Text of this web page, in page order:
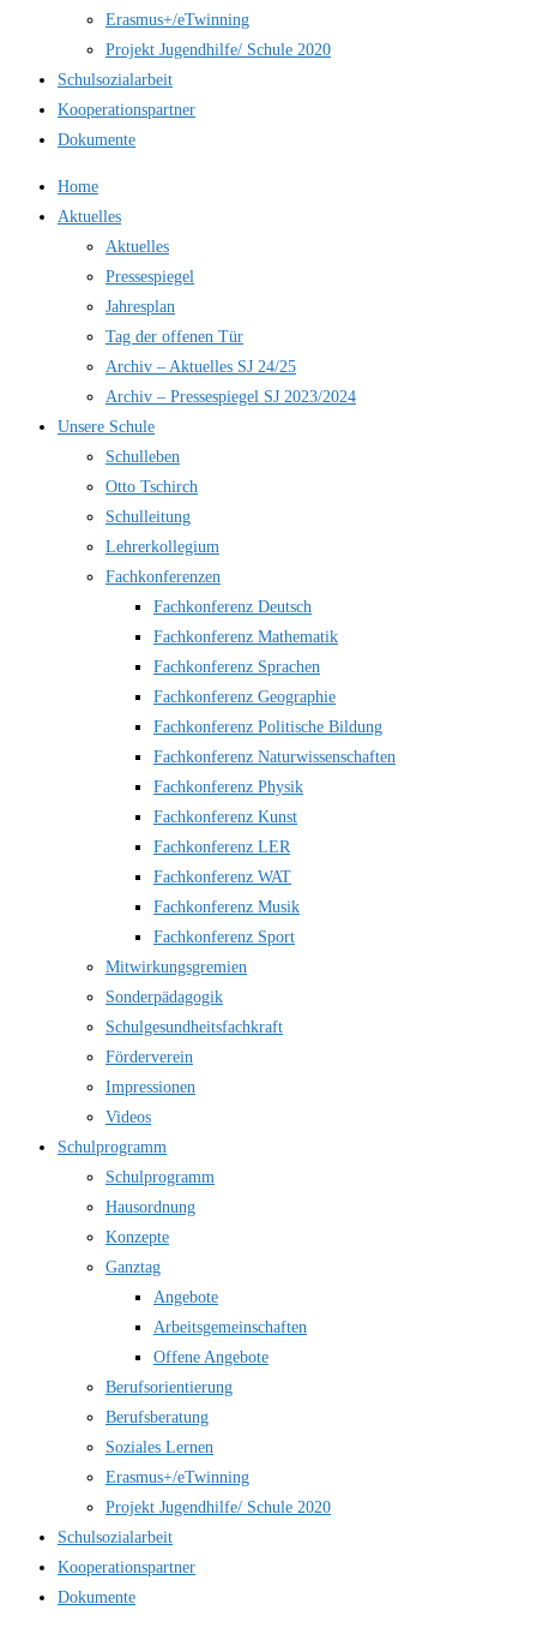
Erasmus+/eTwinning
Projekt Jugendhilfe/ Schule 2020
Schulsozialarbeit
Kooperationspartner
Dokumente
Home
Aktuelles
Aktuelles
Pressespiegel
Jahresplan
Tag der offenen Tür
Archiv – Aktuelles SJ 24/25
Archiv – Pressespiegel SJ 2023/2024
Unsere Schule
Schulleben
Otto Tschirch
Schulleitung
Lehrerkollegium
Fachkonferenzen
Fachkonferenz Deutsch
Fachkonferenz Mathematik
Fachkonferenz Sprachen
Fachkonferenz Geographie
Fachkonferenz Politische Bildung
Fachkonferenz Naturwissenschaften
Fachkonferenz Physik
Fachkonferenz Kunst
Fachkonferenz LER
Fachkonferenz WAT
Fachkonferenz Musik
Fachkonferenz Sport
Mitwirkungsgremien
Sonderpädagogik
Schulgesundheitsfachkraft
Förderverein
Impressionen
Videos
Schulprogramm
Schulprogramm
Hausordnung
Konzepte
Ganztag
Angebote
Arbeitsgemeinschaften
Offene Angebote
Berufsorientierung
Berufsberatung
Soziales Lernen
Erasmus+/eTwinning
Projekt Jugendhilfe/ Schule 2020
Schulsozialarbeit
Kooperationspartner
Dokumente